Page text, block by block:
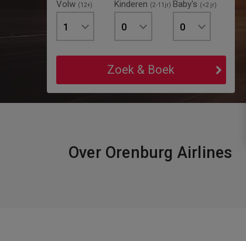
Volw (12+)
1
Kinderen (2-11jr)
0
Baby's (<2 jr)
0
Zoek & Boek
Over Orenburg Airlines